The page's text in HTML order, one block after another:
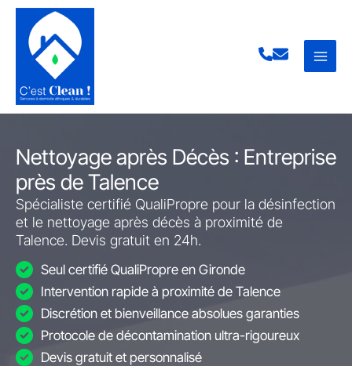
Aller
contenu
Nettoyage après Décès : Entreprise
près de Talence
Spécialiste certifié QualiPropre pour la désinfection
et le nettoyage après décès à proximité de
Talence. Devis gratuit en 24h.
Seul certifié QualiPropre en Gironde
Intervention rapide à proximité de Talence
Discrétion et bienveillance absolues garanties
Protocole de décontamination ultra-rigoureux
Devis gratuit et personnalisé